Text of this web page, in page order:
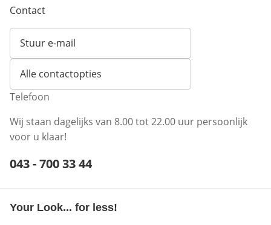
Contact
Stuur e-mail
Opent e-mailclient
Alle contactopties
Telefoon
Wij staan dagelijks van 8.00 tot 22.00 uur persoonlijk
voor u klaar!
Telefoonnummer:
043 - 700 33 44
Your Look... for less!